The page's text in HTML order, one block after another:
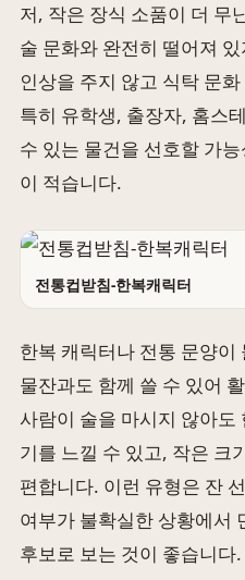
저, 작은 장식 소품이 더 무
술 문화와 완전히 떨어져
인상을 주지 않고 식탁 문
특히 유학생, 출장자, 홈스
수 있는 물건을 선호할 가
이 적습니다.
전통컵받침-한복캐릭터
한복 캐릭터나 전통 문양
물잔과도 함께 쓸 수 있어
사람이 술을 마시지 않아도
기를 느낄 수 있고, 작은 크
편합니다. 이런 유형은 잔
여부가 불확실한 상황에서
후보로 보는 것이 좋습니다.